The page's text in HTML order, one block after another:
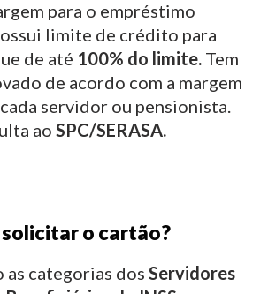
para o empréstimo
limite de crédito para
de até 100% do limite. Tem
de acordo com a margem
servidor ou pensionista.
ao SPC/SERASA.
o cartão?
as categorias dos Servidores